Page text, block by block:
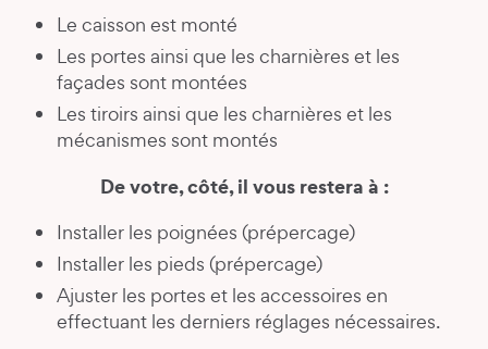
Le caisson est monté
Les portes ainsi que les charnières et les
façades sont montées
Les tiroirs ainsi que les charnières et les
mécanismes sont montés
De votre, côté, il vous restera à :
Installer les poignées (prépercage)
Installer les pieds (prépercage)
Ajuster les portes et les accessoires en
effectuant les derniers réglages nécessaires.